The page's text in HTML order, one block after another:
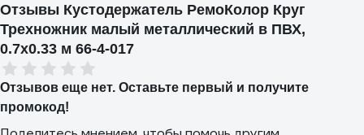
Отзывы Кустодержатель РемоКолор Круг
Трехножник малый металлический в ПВХ,
0.7х0.33 м 66-4-017
Отзывов еще нет. Оставьте первый и получите
промокод!